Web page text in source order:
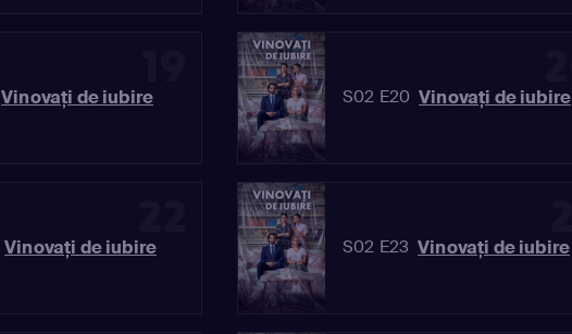
Vinovaţi de iubire S02 E20 Vinovaţi de iubire
Vinovaţi de iubire S02 E23 Vinovaţi de iubire